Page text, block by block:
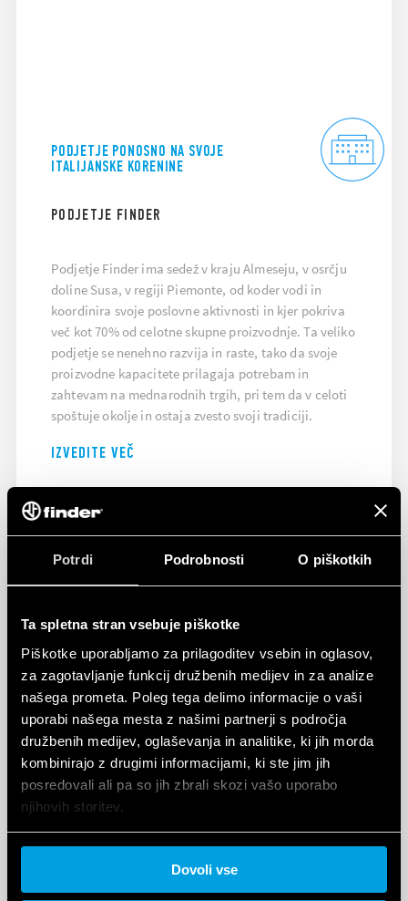
Potrdi Podrobnosti O piškotkih
Ta spletna stran vsebuje piškotke
Piškotke uporabljamo za prilagoditev vsebin in oglasov,
za zagotavljanje funkcij družbenih medijev in za analize
našega prometa. Poleg tega delimo informacije o vaši
uporabi našega mesta z našimi partnerji s področja
družbenih medijev, oglaševanja in analitike, ki jih morda
kombinirajo z drugimi informacijami, ki ste jim jih
posredovali ali pa so jih zbrali skozi vašo uporabo
njihovih storitev.
Cookie policy.
Dovoli vse
PODJETJE PONOSNO NA SVOJE
ITALIJANSKE KORENINE
PODJETJE FINDER
Podjetje Finder ima sedež v kraju Almeseju, v osrčju
doline Susa, v regiji Piemonte, od koder vodi in
koordinira svoje poslovne aktivnosti in kjer pokriva
več kot 70% od celotne skupne proizvodnje. Ta veliko
podjetje se nenehno razvija in raste, tako da svoje
proizvodne kapacitete prilagaja potrebam in
zahtevam na mednarodnih trgih, pri tem da v celoti
spoštuje okolje in ostaja zvesto svoji tradiciji.
IZVEDITE VEČ
KVALITETA FINDER, KI JE
PREPOZNANA PO CELEM SVETU
Z leti je postal Finder sinonim za releje zaradi visoke